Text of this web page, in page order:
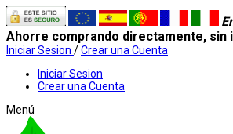
Ahorre comprando directamente, sin
Iniciar Sesion /Crear una Cuenta
Iniciar Sesion
Crear una Cuenta
Menú